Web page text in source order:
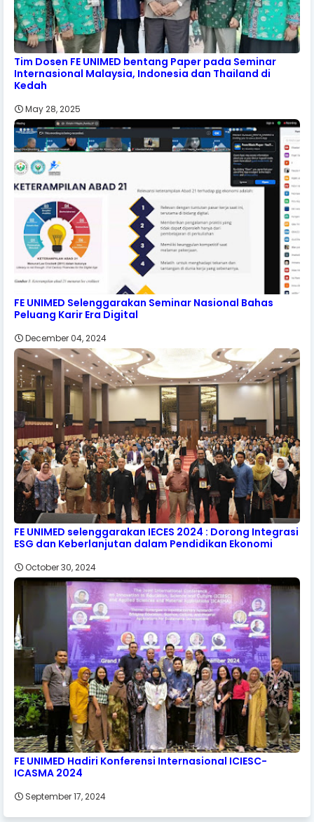
Tim Dosen FE UNIMED bentang Paper pada Seminar
Internasional Malaysia, Indonesia dan Thailand di
Kedah
May 28, 2025
FE UNIMED Selenggarakan Seminar Nasional Bahas
Peluang Karir Era Digital
December 04, 2024
FE UNIMED selenggarakan IECES 2024 : Dorong Integrasi
ESG dan Keberlanjutan dalam Pendidikan Ekonomi
October 30, 2024
FE UNIMED Hadiri Konferensi Internasional ICIESC-
ICASMA 2024
September 17, 2024